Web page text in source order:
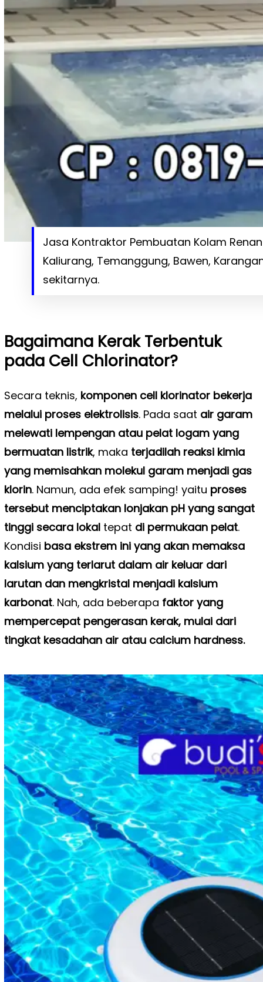
Jasa Kontraktor Pembuatan Kolam
Kaliurang, Temanggung, Bawen,
sekitarnya.
Bagaimana Kerak Terbentuk
pada Cell Chlorinator?
Secara teknis, komponen cell klorinator bekerja
melalui proses elektrolisis. Pada saat air garam
melewati lempengan atau pelat logam yang
bermuatan listrik, maka terjadilah reaksi kimia
yang memisahkan molekul garam menjadi gas
klorin. Namun, ada efek samping! yaitu proses
tersebut menciptakan lonjakan pH yang sangat
tinggi secara lokaltepat di permukaan pelat.
Kondisi basa ekstrem ini yang akan memaksa
kalsium yang terlarut dalam air keluar dari
larutan dan mengkristal menjadi kalsium
karbonat. Nah, ada beberapa faktor yang
mempercepat pengerasan kerak, mulai dari
tingkat kesadahan air atau calcium hardness.